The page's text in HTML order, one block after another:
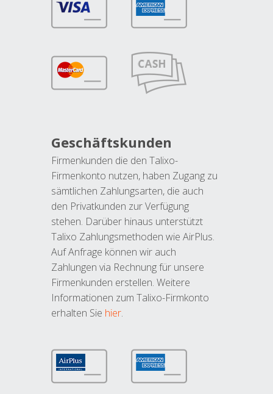
Geschäftskunden
Firmenkunden die den Talixo-
Firmenkonto nutzen, haben Zugang zu
sämtlichen Zahlungsarten, die auch
den Privatkunden zur Verfügung
stehen. Darüber hinaus unterstützt
Talixo Zahlungsmethoden wie AirPlus.
Auf Anfrage können wir auch
Zahlungen via Rechnung für unsere
Firmenkunden erstellen. Weitere
Informationen zum Talixo-Firmkonto
erhalten Sie hier.